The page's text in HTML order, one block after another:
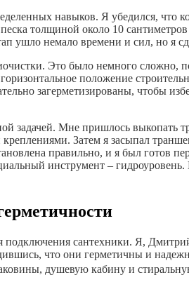
навыков. Я убедился,
толщиной около 10
ушло немало времени и сил, но я
Это было немного
положение
загерметизированы, чтобы
задачей. Мне пришлось
Затем я засыпал
правильно, и я был готов
инструмент –
сантехники. Я,
что они герметичны и
душевую кабину и